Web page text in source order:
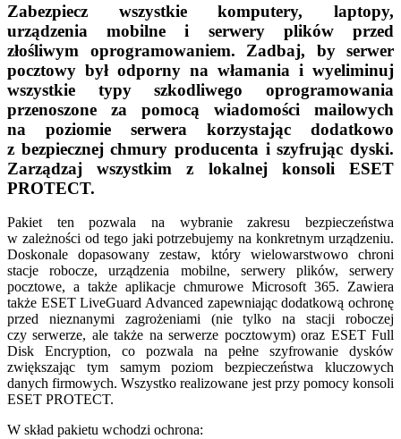
Zabezpiecz wszystkie komputery, laptopy,
urządzenia mobilne i serwery plików przed
złośliwym oprogramowaniem. Zadbaj, by serwer
pocztowy był odporny na włamania i wyeliminuj
wszystkie typy szkodliwego oprogramowania
przenoszone za pomocą wiadomości mailowych
na poziomie serwera korzystając dodatkowo
z bezpiecznej chmury producenta i szyfrując dyski.
Zarządzaj wszystkim z lokalnej konsoli ESET
PROTECT.
Pakiet ten pozwala na wybranie zakresu bezpieczeństwa
w zależności od tego jaki potrzebujemy na konkretnym urządzeniu.
Doskonale dopasowany zestaw, który wielowarstwowo chroni
stacje robocze, urządzenia mobilne, serwery plików, serwery
pocztowe, a także aplikacje chmurowe Microsoft 365. Zawiera
także ESET LiveGuard Advanced zapewniając dodatkową ochronę
przed nieznanymi zagrożeniami (nie tylko na stacji roboczej
czy serwerze, ale także na serwerze pocztowym) oraz ESET Full
Disk Encryption, co pozwala na pełne szyfrowanie dysków
zwiększając tym samym poziom bezpieczeństwa kluczowych
danych firmowych. Wszystko realizowane jest przy pomocy konsoli
ESET PROTECT.
W skład pakietu wchodzi ochrona: